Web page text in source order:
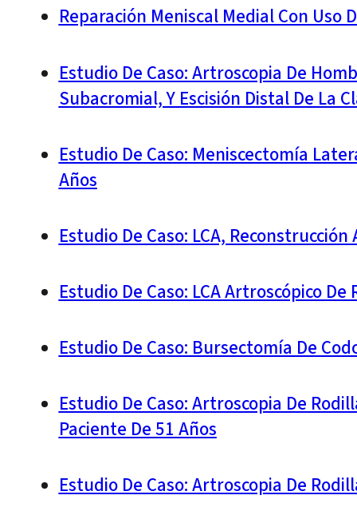
Reparación Meniscal Medial Con Uso
Estudio De Caso: Artroscopia De
Subacromial, Y Escisión Distal De La
Estudio De Caso: Meniscectomía
Años
Estudio De Caso: LCA,
Estudio De Caso: LCA Artroscópico
Estudio De Caso: Bursectomía De
Estudio De Caso: Artroscopia De
Paciente De 51 Años
Estudio De Caso: Artroscopia De